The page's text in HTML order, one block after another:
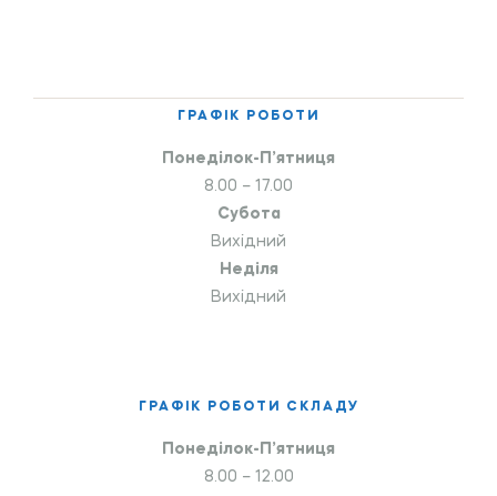
ГРАФІК РОБОТИ
Понеділок-П’ятниця
8.00 – 17.00
Субота
Вихідний
Неділя
Вихідний
ГРАФІК РОБОТИ СКЛАДУ
Понеділок-П’ятниця
8.00 – 12.00